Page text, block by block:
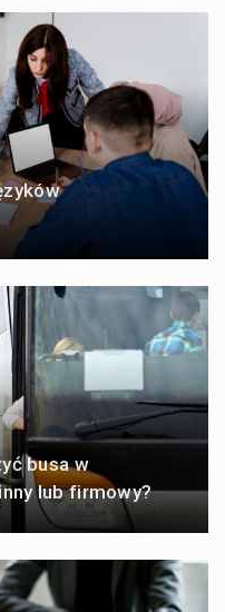
busa w
lub firmowy?